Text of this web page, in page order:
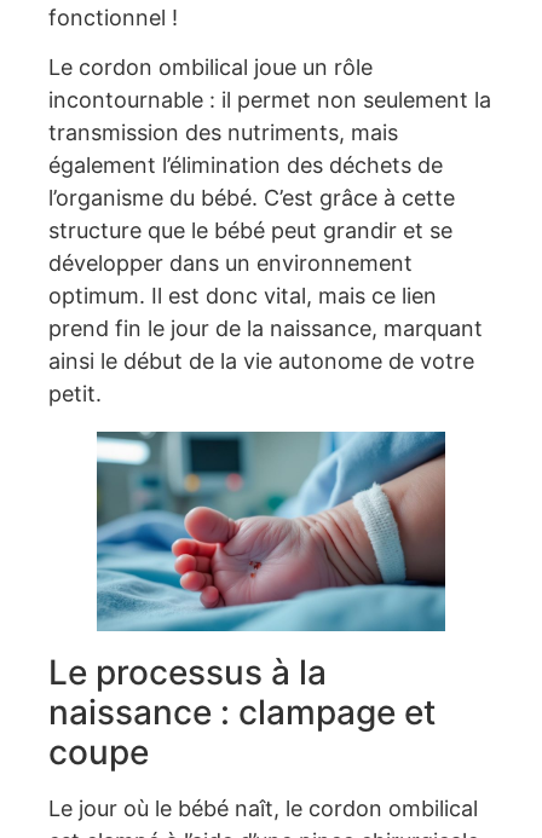
fonctionnel !
Le cordon ombilical joue un rôle
incontournable : il permet non seulement la
transmission des nutriments, mais
également l’élimination des déchets de
l’organisme du bébé. C’est grâce à cette
structure que le bébé peut grandir et se
développer dans un environnement
optimum. Il est donc vital, mais ce lien
prend fin le jour de la naissance, marquant
ainsi le début de la vie autonome de votre
petit.
Le processus à la
naissance : clampage et
coupe
Le jour où le bébé naît, le cordon ombilical